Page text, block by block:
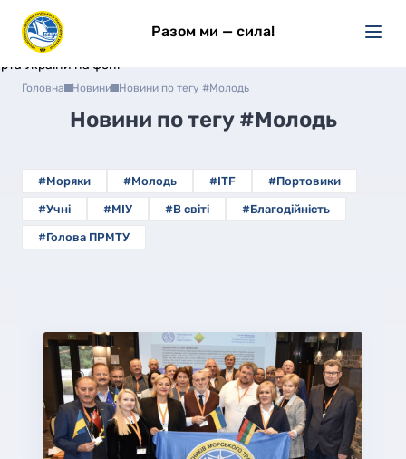
Разом ми — сила!
Головна Новини Новини по тегу #Молодь
Новини по тегу #Молодь
#Моряки #Молодь #ITF #Портовики
#Учні #МІУ #В світі #Благодійність
#Голова ПРМТУ